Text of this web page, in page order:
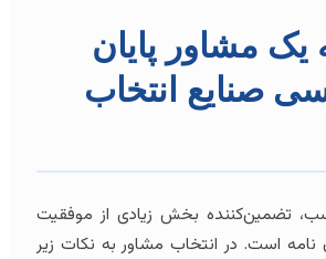
مشاور پایان
صنایع انتخاب
بخش زیادی از موفقیت
است. در انتخاب مشاور به نکات زیر